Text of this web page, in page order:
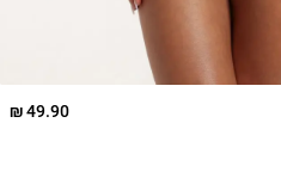
49.90 ₪